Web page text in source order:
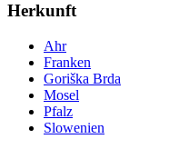
Herkunft
Ahr
Franken
Goriška Brda
Mosel
Pfalz
Slowenien